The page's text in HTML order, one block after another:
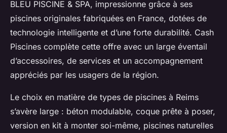
BLEU PISCINE & SPA, impressionne grâce à ses
piscines originales fabriquées en France, dotées de
technologie intelligente et d’une forte durabilité. Cash
Piscines complète cette offre avec un large éventail
d’accessoires, de services et un accompagnement
appréciés par les usagers de la région.
Le choix en matière de types de piscines à Reims
s’avère large : béton modulable, coque prête à poser,
version en kit à monter soi-même, piscines naturelles